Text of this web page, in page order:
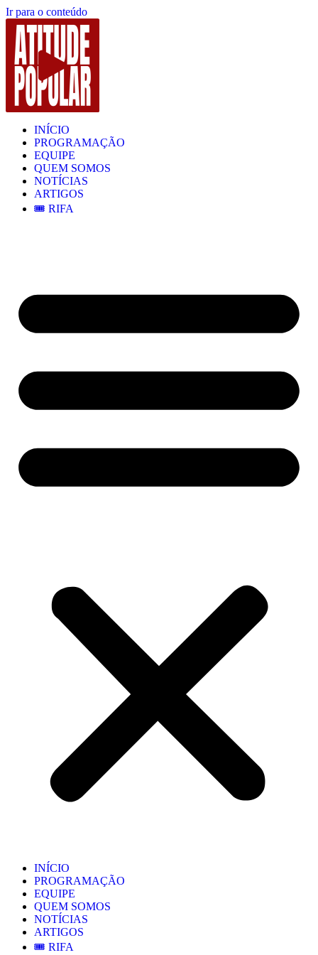
Ir para o conteúdo
INÍCIO
PROGRAMAÇÃO
EQUIPE
QUEM SOMOS
NOTÍCIAS
ARTIGOS
🎟️ RIFA
INÍCIO
PROGRAMAÇÃO
EQUIPE
QUEM SOMOS
NOTÍCIAS
ARTIGOS
🎟️ RIFA